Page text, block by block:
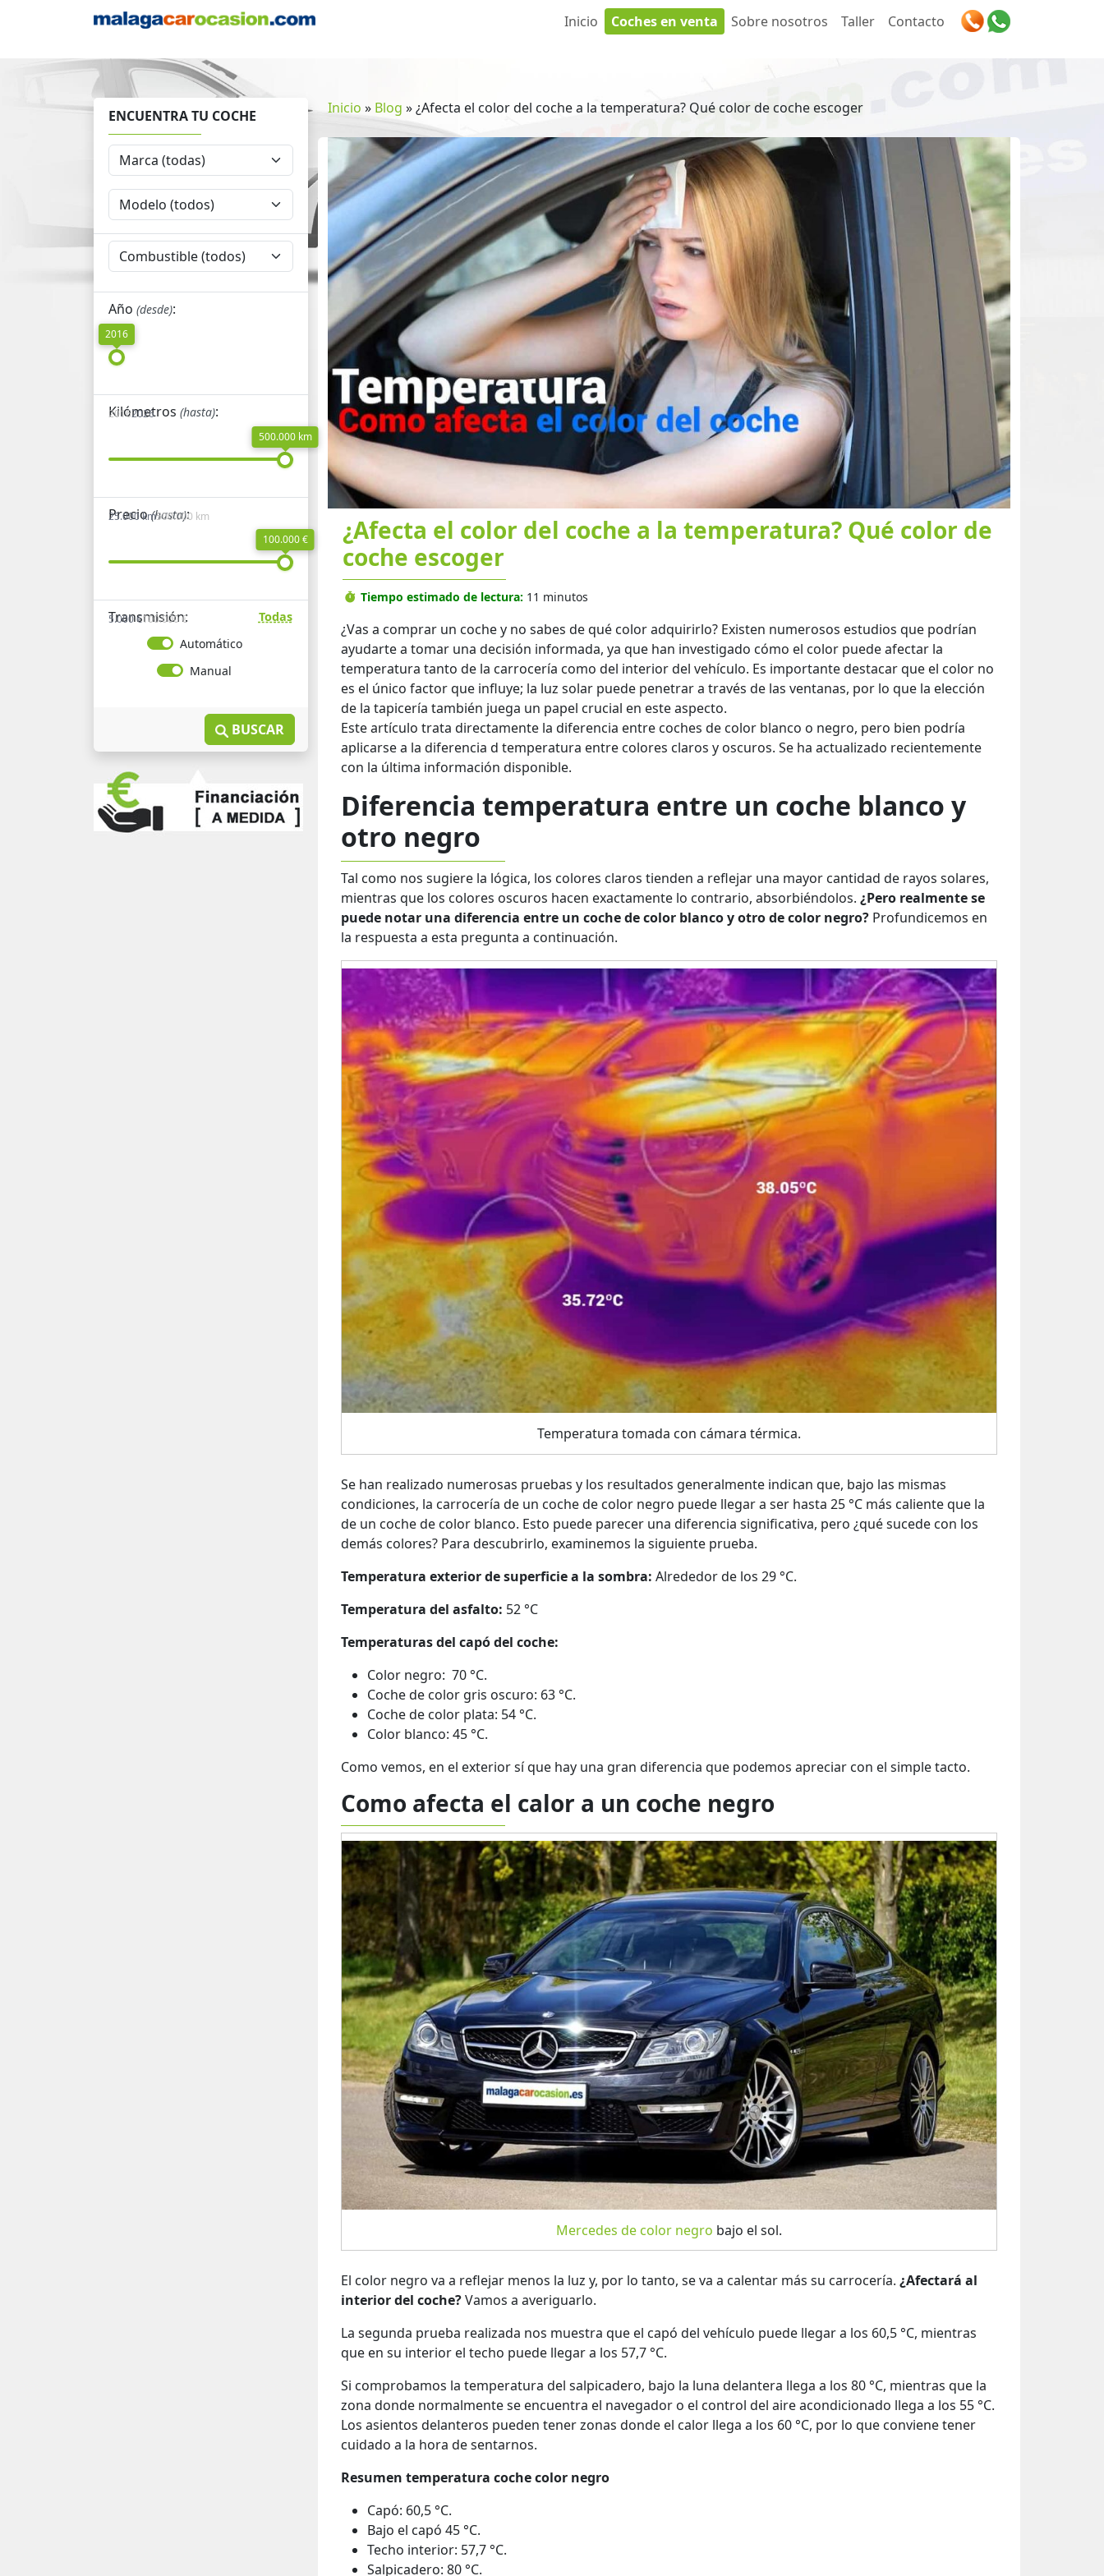
Inicio Coches en venta Sobre nosotros Taller Contacto
ENCUENTRA TU COCHE
Año (desde):
2016
20162026
Kilómetros (hasta):
500.000 km
25.000 km500.000 km
Precio(hasta):
100.000 €
5.000 €100.000 €
Transmisión:
Todas
Automático
Manual
BUSCAR
Inicio » Blog »¿Afecta el color del coche a la temperatura? Qué color de coche escoger
¿Afecta el color del coche a la temperatura? Qué color de
coche escoger
Tiempo estimado de lectura: 11 minutos
¿Vas a comprar un coche y no sabes de qué color adquirirlo? Existen numerosos estudios que podrían
ayudarte a tomar una decisión informada, ya que han investigado cómo el color puede afectar la
temperatura tanto de la carrocería como del interior del vehículo. Es importante destacar que el color no
es el único factor que influye; la luz solar puede penetrar a través de las ventanas, por lo que la elección
de la tapicería también juega un papel crucial en este aspecto.
Este artículo trata directamente la diferencia entre coches de color blanco o negro, pero bien podría
aplicarse a la diferencia d temperatura entre colores claros y oscuros. Se ha actualizado recientemente
con la última información disponible.
Diferencia temperatura entre un coche blanco y
otro negro
Tal como nos sugiere la lógica, los colores claros tienden a reflejar una mayor cantidad de rayos solares,
mientras que los colores oscuros hacen exactamente lo contrario, absorbiéndolos. ¿Pero realmente se
puede notar una diferencia entre un coche de color blanco y otro de color negro? Profundicemos en
la respuesta a esta pregunta a continuación.
Temperatura tomada con cámara térmica.
Se han realizado numerosas pruebas y los resultados generalmente indican que, bajo las mismas
condiciones, la carrocería de un coche de color negro puede llegar a ser hasta 25 °C más caliente que la
de un coche de color blanco. Esto puede parecer una diferencia significativa, pero ¿qué sucede con los
demás colores? Para descubrirlo, examinemos la siguiente prueba.
Temperatura exterior de superficie a la sombra: Alrededor de los 29 °C.
Temperatura del asfalto: 52 °C
Temperaturas del capó del coche:
Color negro: 70 °C.
Coche de color gris oscuro: 63 °C.
Coche de color plata: 54 °C.
Color blanco: 45 °C.
Como vemos, en el exterior sí que hay una gran diferencia que podemos apreciar con el simple tacto.
Como afecta el calor a un coche negro
Mercedes de color negro bajo el sol.
El color negro va a reflejar menos la luz y, por lo tanto, se va a calentar más su carrocería. ¿Afectará al
interior del coche?Vamos a averiguarlo.
La segunda prueba realizada nos muestra que el capó del vehículo puede llegar a los 60,5 °C, mientras
que en su interior el techo puede llegar a los 57,7 °C.
Si comprobamos la temperatura del salpicadero, bajo la luna delantera llega a los 80 °C, mientras que la
zona donde normalmente se encuentra el navegador o el control del aire acondicionado llega a los 55 °C.
Los asientos delanteros pueden tener zonas donde el calor llega a los 60 °C, por lo que conviene tener
cuidado a la hora de sentarnos.
Resumen temperatura coche color negro
Capó: 60,5 °C.
Bajo el capó 45 °C.
Techo interior: 57,7 °C.
Salpicadero: 80 °C.